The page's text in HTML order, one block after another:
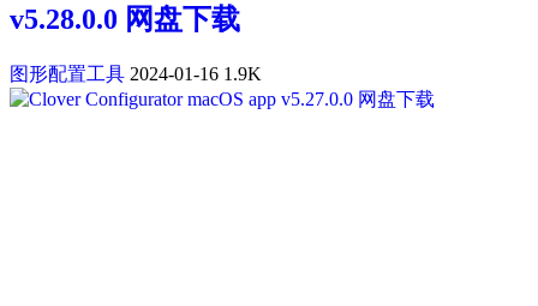
v5.28.0.0 网盘下载
图形配置工具 2024-01-16 1.9K